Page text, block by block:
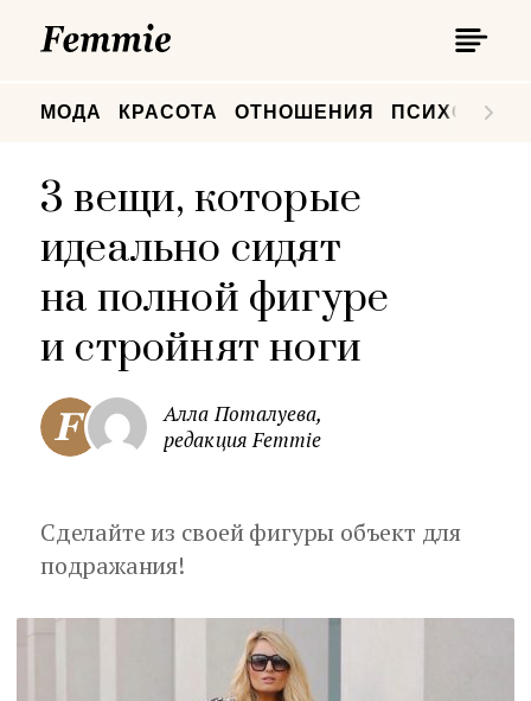
МОДА КРАСОТА ОТНОШЕНИЯ
3 вещи, которые
идеально сидят
на полной фигуре
и стройнят ноги
Алла Поталуева,
редакция Femmie
Сделайте из своей фигуры объект для
подражания!